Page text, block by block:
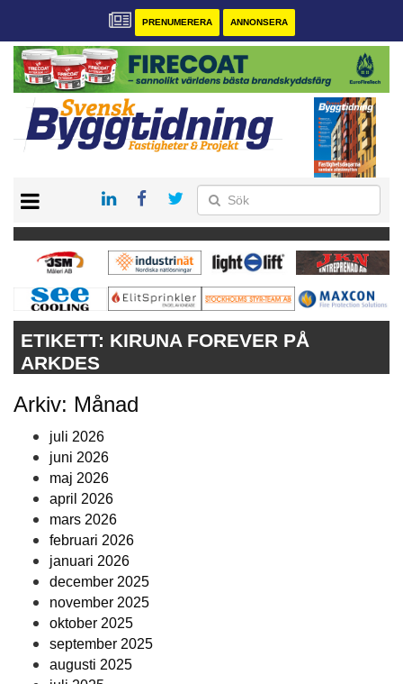
PRENUMERERA ANNONSERA
PRENUMERERA
VÅRA ANDRA MAGASIN
ANNONSERA
KONTAKT
ETIKETT: KIRUNA FOREVER PÅ
ARKDES
Arkiv: Månad
juli 2026
juni 2026
maj 2026
april 2026
mars 2026
februari 2026
januari 2026
december 2025
november 2025
oktober 2025
september 2025
augusti 2025